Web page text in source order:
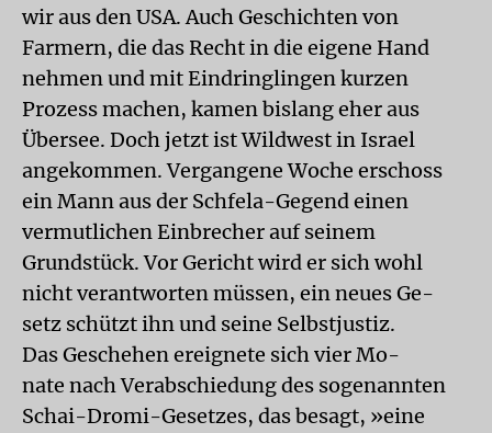
wir aus den USA. Auch Geschichten von
Farmern, die das Recht in die eigene Hand
nehmen und mit Eindringlingen kurzen
Prozess machen, kamen bislang eher aus
Übersee. Doch jetzt ist Wildwest in Israel
angekommen. Vergangene Woche erschoss
ein Mann aus der Schfela-Gegend einen
vermutlichen Einbrecher auf seinem
Grundstück. Vor Gericht wird er sich wohl
nicht verantworten müssen, ein neues Ge-
setz schützt ihn und seine Selbstjustiz.
Das Geschehen ereignete sich vier Mo-
nate nach Verabschiedung des sogenannten
Schai-Dromi-Gesetzes, das besagt, »eine